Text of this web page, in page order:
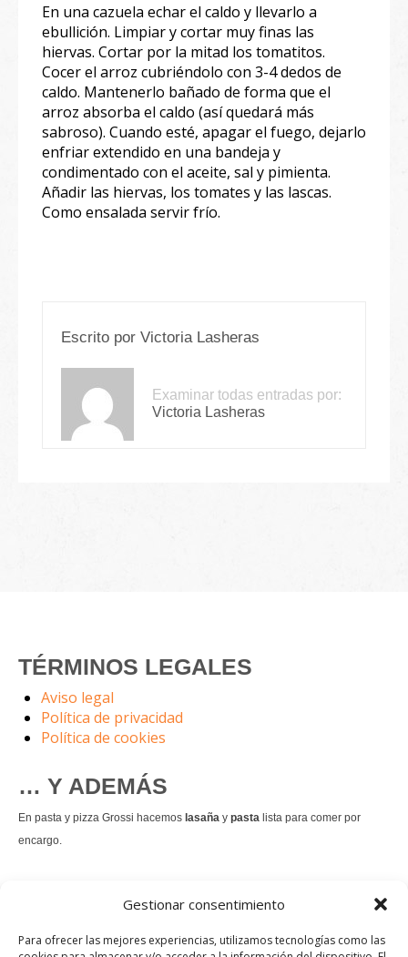
Gestionar consentimiento
Para ofrecer las mejores experiencias, utilizamos tecnologías como las
En una cazuela echar el caldo y llevarlo a
ebullición. Limpiar y cortar muy finas las
hiervas. Cortar por la mitad los tomatitos.
Cocer el arroz cubriéndolo con 3-4 dedos de
caldo. Mantenerlo bañado de forma que el
arroz absorba el caldo (así quedará más
sabroso). Cuando esté, apagar el fuego, dejarlo
enfriar extendido en una bandeja y
condimentado con el aceite, sal y pimienta.
Añadir las hiervas, los tomates y las lascas.
Como ensalada servir frío.
Escrito por Victoria Lasheras
Examinar todas entradas por:
Victoria Lasheras
TÉRMINOS LEGALES
Aviso legal
Política de privacidad
Política de cookies
… Y ADEMÁS
En pasta y pizza Grossi hacemos lasaña y pasta lista para comer por
encargo.
es un permanente.